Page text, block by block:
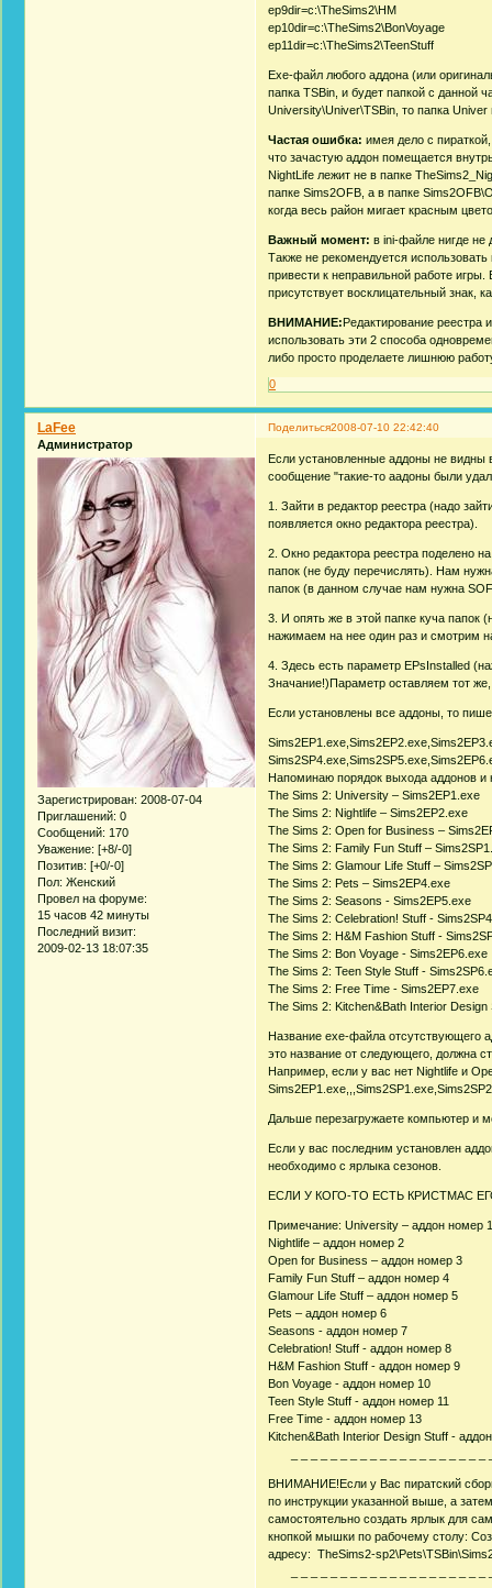
ep9dir=c:\TheSims2\HM
ep10dir=c:\TheSims2\BonVoyage
ep11dir=c:\TheSims2\TeenStuff
Ехе-файл любого аддона (или
папка TSBin, и будет папкой с данной
University\Univer\TSBin, то папка
Частая ошибка: имея дело с
что зачастую аддон помещается
NightLife лежит не в папке
папке Sims2OFB, а в папке
когда весь район мигает красным
Важный момент: в ini-файле нигде не
Также не рекомендуется
привести к неправильной работе
присутствует восклицательный знак,
ВНИМАНИЕ:Редактирование реестра
использовать эти 2 способа
либо просто проделаете лишнюю
0
Поделиться2008-07-10 22:42:40
LaFee
Администратор
Зарегистрирован: 2008-07-04
Приглашений: 0
Сообщений: 170
Уважение: [+8/-0]
Позитив: [+0/-0]
Пол: Женский
Провел на форуме:
15 часов 42 минуты
Последний визит:
2009-02-13 18:07:35
Если установленные аддоны не видны
сообщение "такие-то аадоны были
1. Зайти в редактор реестра (надо
появляется окно редактора реестра).
2. Окно редактора реестра поделено
папок (не буду перечислять). Нам
папок (в данном случае нам нужна
3. И опять же в этой папке куча папок
нажимаем на нее один раз и смотрим
4. Здесь есть параметр EPsInstalled
Значание!)Параметр оставляем тот
Если установлены все аддоны, то
Напоминаю порядок выхода аддонов
The Sims 2: University – Sims2EP1.exe
The Sims 2: Nightlife – Sims2EP2.exe
The Sims 2: Open for Business –
The Sims 2: Family Fun Stuff –
The Sims 2: Glamour Life Stuff –
The Sims 2: Pets – Sims2EP4.exe
The Sims 2: Seasons - Sims2EP5.exe
The Sims 2: Celebration! Stuff -
The Sims 2: H&M Fashion Stuff -
The Sims 2: Bon Voyage - Sims2EP6.exe
The Sims 2: Teen Style Stuff -
The Sims 2: Free Time - Sims2EP7.exe
The Sims 2: Kitchen&Bath Interior
Название ехе-файла отсутствующего
это название от следующего, должна
Например, если у вас нет Nightlife и
Дальше перезагружаете компьютер и
Если у вас последним установлен
необходимо с ярлыка сезонов.
ЕСЛИ У КОГО-ТО ЕСТЬ КРИСТМАС
Примечание: University – аддон номер
Nightlife – аддон номер 2
Open for Business – аддон номер 3
Family Fun Stuff – аддон номер 4
Glamour Life Stuff – аддон номер 5
Pets – аддон номер 6
Seasons - аддон номер 7
Celebration! Stuff - аддон номер 8
H&M Fashion Stuff - аддон номер 9
Bon Voyage - аддон номер 10
Teen Style Stuff - аддон номер 11
Free Time - аддон номер 13
Kitchen&Bath Interior Design Stuff -
ВНИМАНИЕ!Если у Вас пиратский
по инструкции указанной выше, а
самостоятельно создать ярлык для
кнопкой мышки по рабочему столу:
адресу: TheSims2-